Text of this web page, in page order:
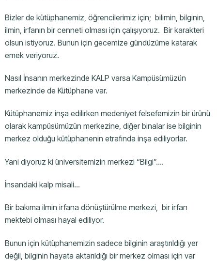
Bizler de kütüphanemiz, öğrencilerimiz için; bilimin, bilginin,
ilmin, irfanın bir cenneti olması için çalışıyoruz. Bir karakteri
olsun istiyoruz. Bunun için gecemize gündüzüme katarak
emek veriyoruz.
Nasıl İnsanın merkezinde KALP varsa Kampüsümüzün
merkezinde de Kütüphane var.
Kütüphanemiz inşa edilirken medeniyet felsefemizin bir ürünü
olarak kampüsümüzün merkezine, diğer binalar ise bilginin
merkez olduğu kütüphanenin etrafında inşa ediliyorlar.
Yani diyoruz ki üniversitemizin merkezi “Bilgi”….
İnsandaki kalp misali…
Bir bakıma ilmin irfana dönüştürülme merkezi, bir irfan
mektebi olması hayal ediliyor.
Bunun için kütüphanemizin sadece bilginin araştırıldığı yer
değil, bilginin hayata aktarıldığı bir merkez olması için var